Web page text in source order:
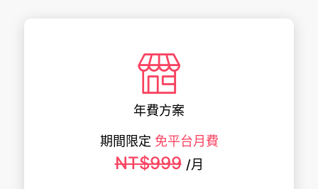
年費方案
期間限定 免平台月費
NT$999 /月